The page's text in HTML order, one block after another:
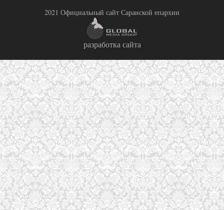
2021 Официальный сайт Саранской епархии
разработка сайта